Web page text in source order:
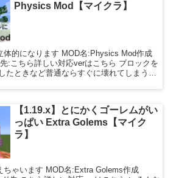
Physics Mod【マイクラ】
体的になります MOD名:Physics Mod作成
:こちら詳しい対応verはこちら ブロックを
たときなど普通ならすぐに壊れてしまうブ
【1.19.x】とにかくゴーレムがい
っぱい Extra Golems【マイク
ラ】
ちゃいます MOD名:Extra Golems作成